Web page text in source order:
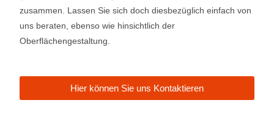
zusammen. Lassen Sie sich doch diesbezüglich einfach von
uns beraten, ebenso wie hinsichtlich der
Oberflächengestaltung.
Hier können Sie uns Kontaktieren